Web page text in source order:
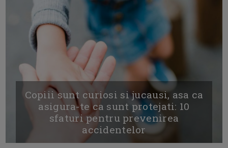
Copiii sunt curiosi si jucausi, asa ca
asigura-te ca sunt protejati: 10
sfaturi pentru prevenirea
accidentelor